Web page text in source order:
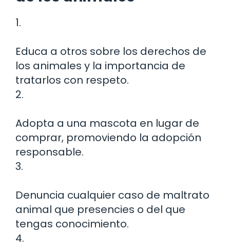
1.
Educa a otros sobre los derechos de
los animales y la importancia de
tratarlos con respeto.
2.
Adopta a una mascota en lugar de
comprar, promoviendo la adopción
responsable.
3.
Denuncia cualquier caso de maltrato
animal que presencies o del que
tengas conocimiento.
4.